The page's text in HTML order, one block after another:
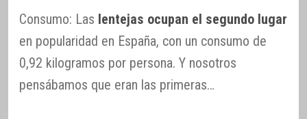
Consumo: Las lentejas ocupan el segundo lugar
en popularidad en España, con un consumo de
0,92 kilogramos por persona. Y nosotros
pensábamos que eran las primeras…